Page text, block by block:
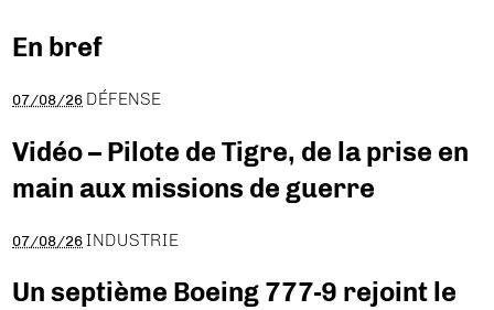
En bref
07/08/26 DÉFENSE
Vidéo – Pilote de Tigre, de la prise en
main aux missions de guerre
07/08/26 INDUSTRIE
Un septième Boeing 777-9 rejoint le